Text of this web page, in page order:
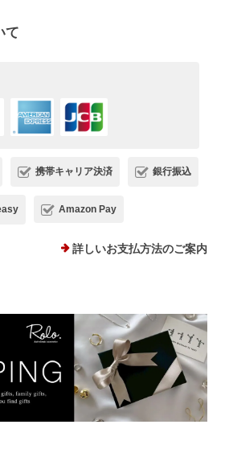
度は、Rolo.をご利用いただき有難
けましたら幸いです。 またご縁が
ただけることを、心よりお待ちしてお
ます。
にも合うため、たくさん使わせていただき
した。
のたびは、Rolo.をご利用いただき有
ございます。 痒みや違和感が出て
まっていた中、当店ピアスを使ってい
て
携帯キャリア決済 銀行振込
Amazon Pay
詳しいお支払方法のご案内